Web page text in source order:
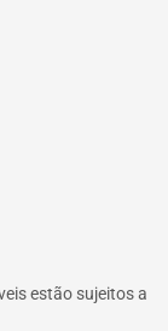
estão sujeitos a